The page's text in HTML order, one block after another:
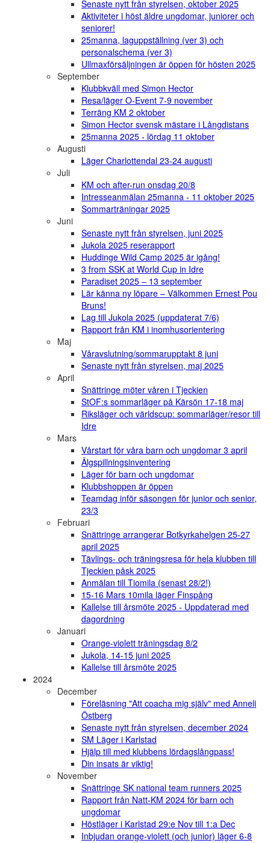
Senaste nytt från styrelsen, oktober 2025
Aktiviteter i höst äldre ungdomar, juniorer och
seniorer!
25manna, laguppställning (ver 3) och
personalschema (ver 3)
Ullmaxförsäljningen är öppen för hösten 2025
September
Klubbkväll med Simon Hector
Resa/läger O-Event 7-9 november
Terräng KM 2 oktober
Simon Hector svensk mästare i Långdistans
25manna 2025 - lördag 11 oktober
Augusti
Läger Charlottendal 23-24 augusti
Juli
KM och after-run onsdag 20/8
Intresseanmälan 25manna - 11 oktober 2025
Sommarträningar 2025
Juni
Senaste nytt från styrelsen, juni 2025
Jukola 2025 reserapport
Huddinge Wild Camp 2025 är igång!
3 from SSK at World Cup in Idre
Paradiset 2025 – 13 september
Lär känna ny löpare – Välkommen Ernest Pou
Bruns!
Lag till Jukola 2025 (uppdaterat 7/6)
Rapport från KM i inomhusorientering
Maj
Våravslutning/sommarupptakt 8 juni
Senaste nytt från styrelsen, maj 2025
April
Snättringe möter våren i Tjeckien
StOF:s sommarläger på Kärsön 17-18 maj
Riksläger och världscup: sommarläger/resor till
Idre
Mars
Vårstart för våra barn och ungdomar 3 april
Älgspillningsinventering
Läger för barn och ungdomar
Klubbshoppen är öppen
Teamdag inför säsongen för junior och senior,
23/3
Februari
Snättringe arrangerar Botkyrkahelgen 25-27
april 2025
Tävlings- och träningsresa för hela klubben till
Tjeckien påsk 2025
Anmälan till Tiomila (senast 28/2!)
15-16 Mars 10mila läger Finspång
Kallelse till årsmöte 2025 - Uppdaterad med
dagordning
Januari
Orange-violett träningsdag 8/2
Jukola, 14-15 juni 2025
Kallelse till årsmöte 2025
2024
December
Föreläsning "Att coacha mig själv" med Anneli
Östberg
Senaste nytt från styrelsen, december 2024
SM Läger i Karlstad
Hjälp till med klubbens lördagslångpass!
Din insats är viktig!
November
Snättringe SK national team runners 2025
Rapport från Natt-KM 2024 för barn och
ungdomar
Höstläger i Karlstad 29:e Nov till 1:a Dec
Inbjudan orange-violett (och junior) läger 6-8